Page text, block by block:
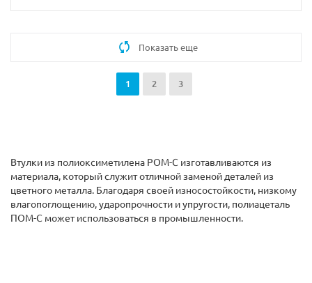
Показать еще
1 2 3
Втулки из полиоксиметилена POM-C изготавливаются из
материала, который служит отличной заменой деталей из
цветного металла. Благодаря своей износостойкости, низкому
влагопоглощению, ударопрочности и упругости, полиацеталь
ПОМ-С может использоваться в промышленности.